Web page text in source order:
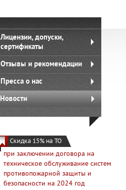
Лицензии, допуски,
сертификаты
Отзывы и рекомендации
Пресса о нас
Новости
Скидка 15% на ТО
2024
при заключении договора на
техническое обслуживание систем
противопожарной защиты и
безопасности на 2024 год